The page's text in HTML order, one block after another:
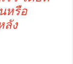
หรือ
ลัง